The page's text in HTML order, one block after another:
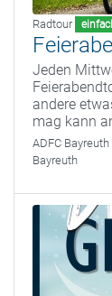
Radtour
Jeden
andere
mag kann
ADFC Bayreuth
Bayreuth